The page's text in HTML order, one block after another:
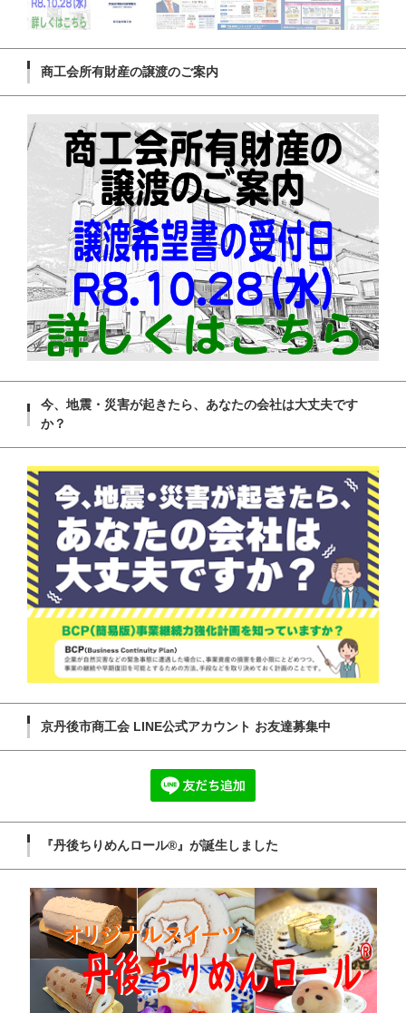
商工会所有財産の譲渡のご案内
今、地震・災害が起きたら、あなたの会社は大丈夫です
か？
京丹後市商工会 LINE公式アカウント お友達募集中
『丹後ちりめんロール®』が誕生しました